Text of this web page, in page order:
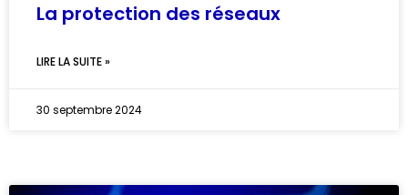
La protection des réseaux
LIRE LA SUITE »
30 septembre 2024